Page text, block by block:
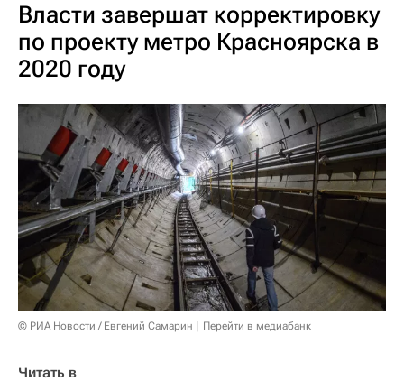
Власти завершат корректировку
по проекту метро Красноярска в
2020 году
© РИА Новости / Евгений Самарин Перейти в медиабанк
Читать в